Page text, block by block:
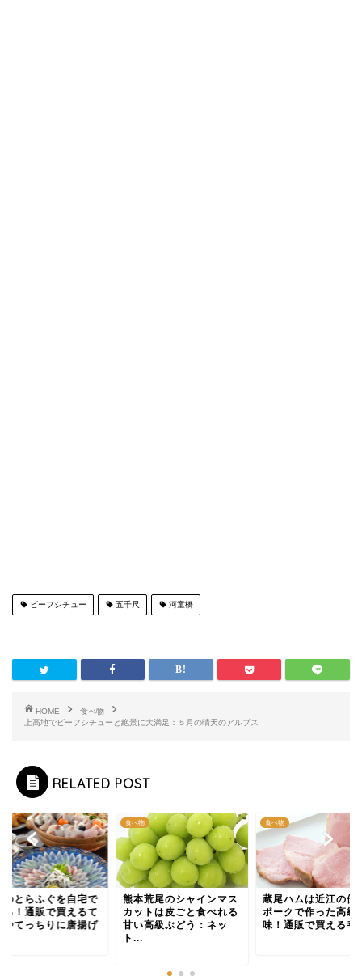
ビーフシチュー 五千尺 河童橋
HOME
食べ物
上高地でビーフシチューと絶景に大満足：５月の晴天のアルプス
RELATED POST
荒尾のシャインマス
トは皮ごと食べれる
高級ぶどう：ネッ
食べ物
蔵尾ハムは近江の優秀な
ポークで作った高級な
味！通販で買える幸せ
食べ物
下関のとらふぐを自
食べる！通販で買え
っさやてっちりに唐